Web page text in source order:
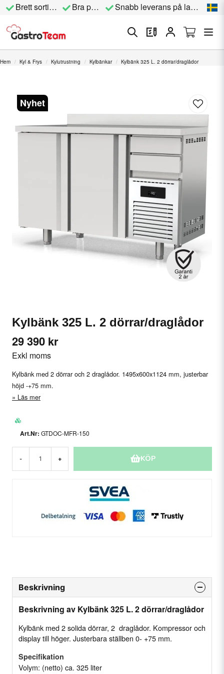
Brett sortiment Bra priser Snabb leverans på lagervara
Hem Kyl & Frys Kylutrustning Kylbänkar Kylbänk 325 L. 2 dörrar/draglådor
Nyhet
Kylbänk 325 L. 2 dörrar/draglådor
29 390 kr
Exkl moms
Kylbänk med 2 dörrar och 2 draglådor. 1495x600x1124 mm, justerbar
höjd -+75 mm.
Läs mer
GTDOC-MFR-150
- + KÖP
Beskrivning
Beskrivning av Kylbänk 325 L. 2 dörrar/draglådor
Kylbänk med 2 solida dörrar, 2 draglådor. Kompressor och
display till höger. Justerbara ställben 0- +75 mm.
Specifikation
Volym: (netto) ca. 325 liter